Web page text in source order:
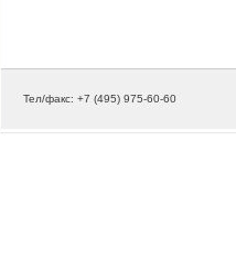
Тел/факс: +7 (495) 975-60-60